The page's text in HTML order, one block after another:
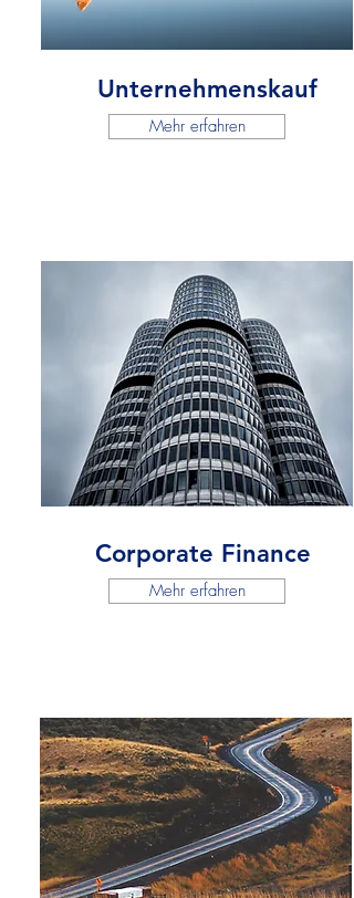
Unternehmenskauf
Mehr erfahren
Corporate Finance
Mehr erfahren